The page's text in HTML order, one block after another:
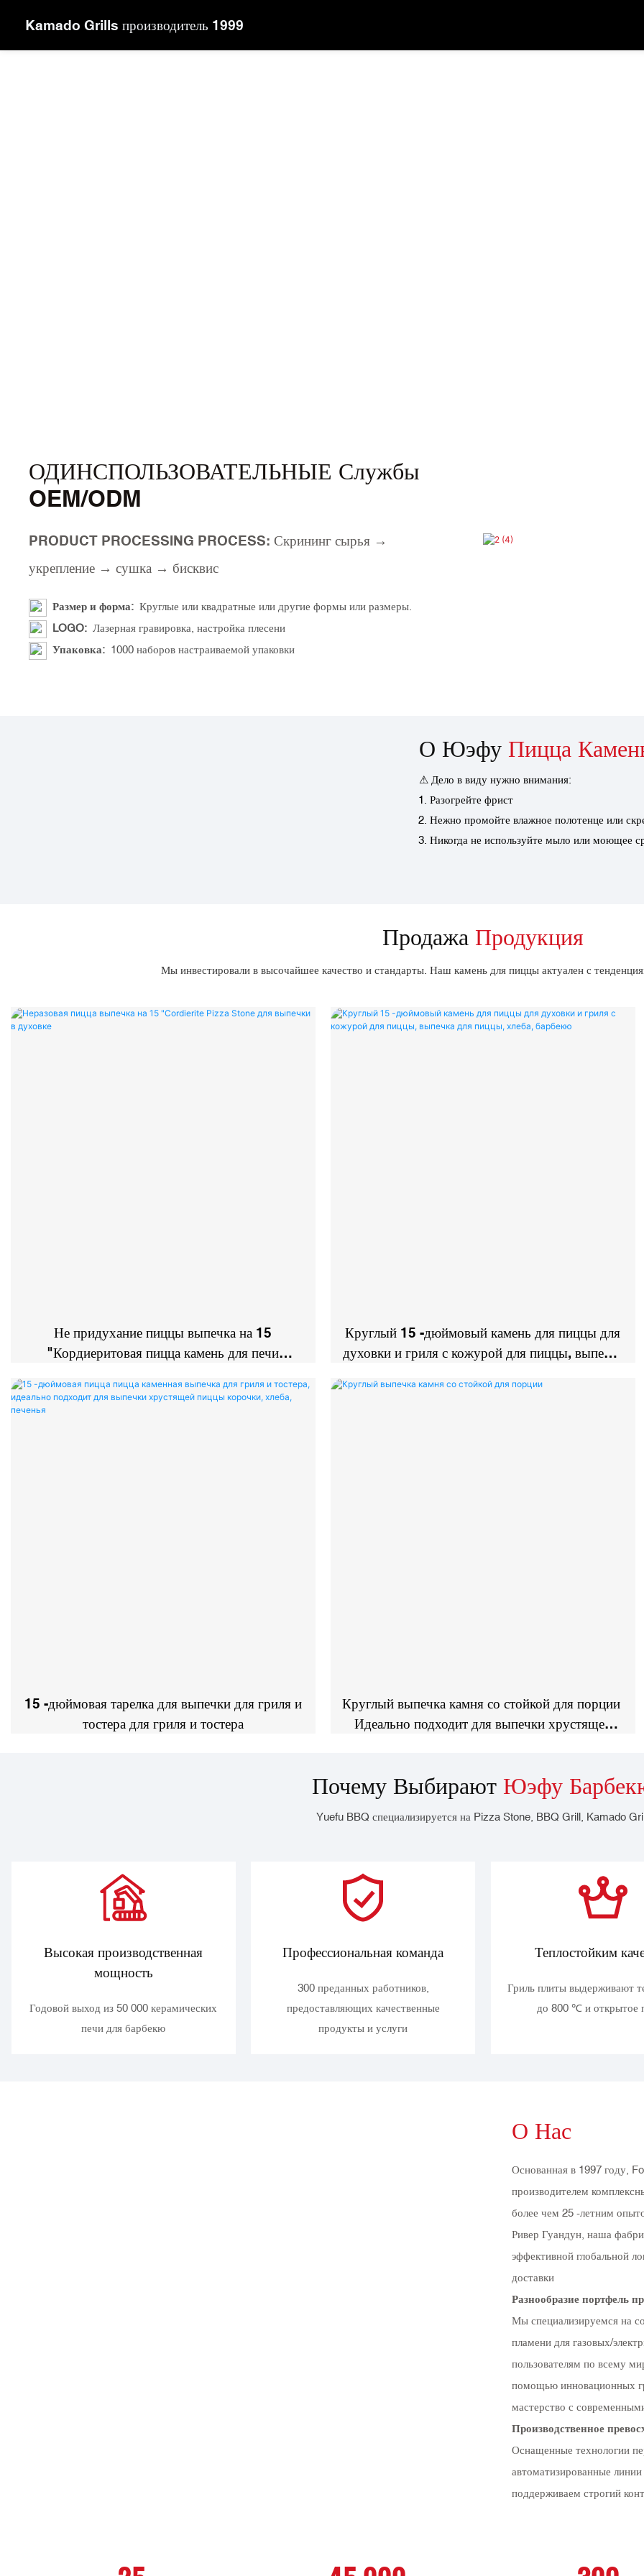
Kamado Grills производитель 1999
ОДИНСПОЛЬЗОВАТЕЛЬНЫЕ Службы
OEM/ODM
PRODUCT PROCESSING PROCESS: Скрининг сырья →
укрепление → сушка → бисквис
Размер и форма: Круглые или квадратные или другие формы или размеры.
LOGO: Лазерная гравировка, настройка плесени
Упаковка: 1000 наборов настраиваемой упаковки
О Юэфу Пицца
⚠ Дело в виду нужно внимания:
Разогрейте фрист
Нежно промойте влажное полотенце или
Никогда не используйте мыло или моющее
Продажа Продукция
Мы инвестировали в высочайшее качество и стандарты. Наш камень для пиццы актуален с
Не придухание пиццы выпечка на 15
"Кордиеритовая пицца камень для печи
Круглый 15 -дюймовый камень для пиццы для
духовки и гриля с кожурой для пиццы, выпечка
15 -дюймовая тарелка для выпечки для гриля и
тостера для гриля и тостера
Круглый выпечка камня со стойкой для порции
Идеально подходит для выпечки хрустящей
Почему Выбирают Юэфу
Yuefu BBQ специализируется на Pizza Stone, BBQ Grill, Kamado
Высокая производственная
мощность
Годовой выход из 50 000 керамических
печи для барбекю
Профессиональная команда
300 преданных работников,
предоставляющих качественные
продукты и услуги
Теплостойким
Гриль плиты выдерживают
до 800 ℃ и открытое
О Нас
Основанная в 1997 году,
производителем
более чем 25 -летним
Ривер Гуандун, наша
эффективной глобальной
доставки
Разнообразие портфель
Мы специализируемся на
пламени для газовых/
пользователям по всему
помощью инновационных
мастерство с
Производственное
Оснащенные технологии
автоматизированные
поддерживаем строгий